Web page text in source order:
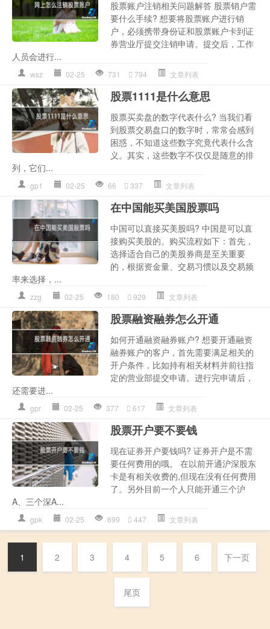
股票账户注销相关问题解答 股票销户需
要什么手续? 想要将股票账户进行销
户，必须携带身份证和股票账户卡到证
券营业厅提交注销申请。提交后，工作
人员会进行...
wsz 02-25 731 794 文章列表
股票1111是什么意思
股票买卖盘的数字代表什么? 当我们看
到股票交易盘口的数字时，常常会感到
困惑，不知道这些数字究竟代表什么含
义。其实，这些数字不仅仅是随意的排
列，它们...
gp1 02-25 66 337 文章列表
在中国能买美国股票吗
中国可以直接买美股吗? 中国是可以直
接购买美股的。购买流程如下：首先，
选择适合自己的美股券商是至关重要
的，根据资金量、交易习惯以及交易频
率来选择，...
zzg 02-25 180 929 文章列表
股票融资融券怎么开通
如何开通融资融券账户? 想要开通融资
融券账户的客户，首先需要满足相关的
开户条件，比如持有相关材料并前往指
定的营业部提交申请。进行完申请后，
还需要进...
gpr 02-25 377 617 文章列表
股票开户要不要钱
现在证券开户要钱吗? 证券开户是不需
要任何费用的哦。 在以前开通沪深股东
卡是有相关收费的,但现在没有任何费用
了。另外目前一个人只能开通三个沪
A、三个深A...
gpk 02-25 699 447 文章列表
1 2 3 4 5 6 下一页
尾页